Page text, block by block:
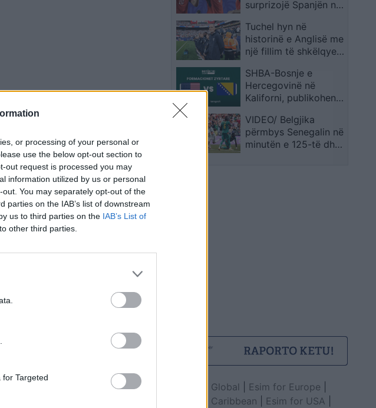
or processing of your personal or
use the below opt-out section to
out request is processed you may
information utilized by us or personal
You may separately opt-out of the
parties on the IAB’s list of downstream
us to third parties on the IAB’s List of
other third parties.
Targeted
surprizojë Spanjën në
Tuchel hyn në
historinë e Anglisë me
një fillim të shkëlqyer
SHBA-Bosnje e
Hercegovinë në
Kaliforni, publikohen
VIDEO/ Belgjika
përmbys Senegalin në
minutën e 125-të dhe
Esim for Global Esim for Europe
Esim for Caribbean
Esim for USA